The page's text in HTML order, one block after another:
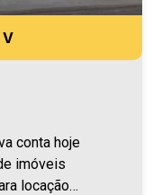
imóveis
locação